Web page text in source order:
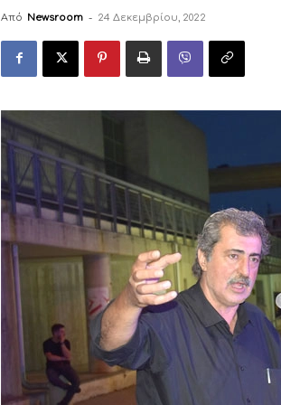
Από Newsroom - 24 Δεκεμβρίου, 2022